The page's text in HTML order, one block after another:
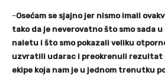
–Osećam se sjajno jer nismo imali
tako da je neverovatno što smo sada u
naletu i što smo pokazali veliku
uzvratili udarac i preokrenuli rezultat
ekipe koja nam je u jednom trenutku